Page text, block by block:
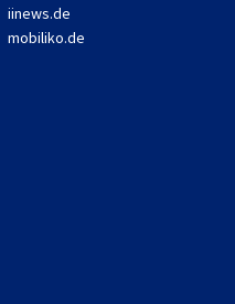
iinews.de
mobiliko.de